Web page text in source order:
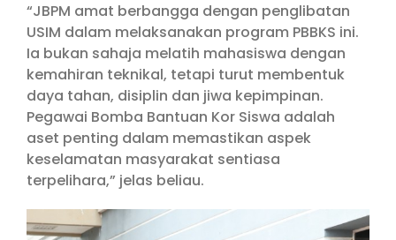
“JBPM amat berbangga dengan penglibatan
USIM dalam melaksanakan program PBBKS ini.
Ia bukan sahaja melatih mahasiswa dengan
kemahiran teknikal, tetapi turut membentuk
daya tahan, disiplin dan jiwa kepimpinan.
Pegawai Bomba Bantuan Kor Siswa adalah
aset penting dalam memastikan aspek
keselamatan masyarakat sentiasa
terpelihara,” jelas beliau.